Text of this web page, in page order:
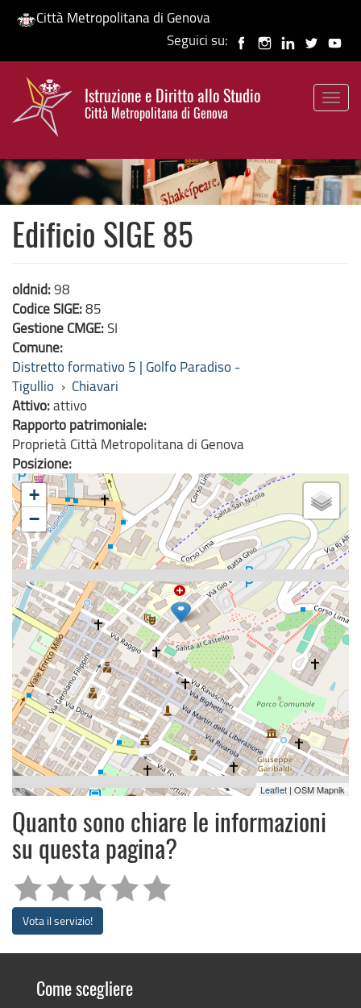
Salta
contenuto
principale
Città Metropolitana di Genova
Seguici su:
Istruzione e Diritto allo Studio
Città Metropolitana di Genova
HP banner
Edificio SIGE 85
oldnid:98
Codice SIGE:85
Gestione CMGE:SI
Comune:
Distretto formativo 5 | Golfo Paradiso -
Tigullio › Chiavari
Attivo:attivo
Rapporto patrimoniale:
Proprietà Città Metropolitana di Genova
Posizione:
+
−
Leaflet | OSM Mapnik
Quanto sono chiare le informazioni
su questa pagina?
Vota il servizio!
Come scegliere